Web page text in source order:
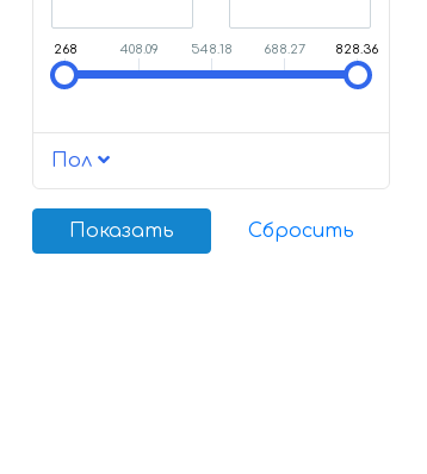
268 408.09 548.18 688.27 828.36
Пол